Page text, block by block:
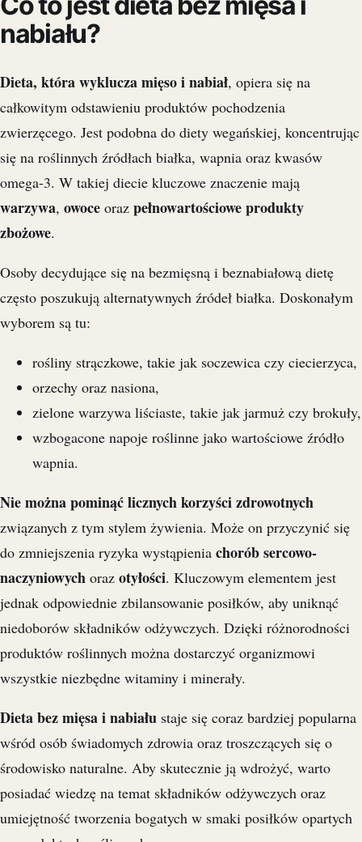
nabiału?
Dieta, która wyklucza mięso i nabiał, opiera się na
całkowitym odstawieniu produktów pochodzenia
zwierzęcego. Jest podobna do diety wegańskiej, koncentrując
się na roślinnych źródłach białka, wapnia oraz kwasów
omega-3. W takiej diecie kluczowe znaczenie mają
warzywa, owoce oraz pełnowartościowe produkty
zbożowe.
Osoby decydujące się na bezmięsną i beznabiałową dietę
często poszukują alternatywnych źródeł białka. Doskonałym
wyborem są tu:
rośliny strączkowe, takie jak soczewica czy ciecierzyca,
orzechy oraz nasiona,
zielone warzywa liściaste, takie jak jarmuż czy brokuły,
wzbogacone napoje roślinne jako wartościowe źródło
wapnia.
Nie można pominąć licznych korzyści zdrowotnych
związanych z tym stylem żywienia. Może on przyczynić się
do zmniejszenia ryzyka wystąpienia chorób sercowo-
naczyniowych oraz otyłości. Kluczowym elementem jest
jednak odpowiednie zbilansowanie posiłków, aby uniknąć
niedoborów składników odżywczych. Dzięki różnorodności
produktów roślinnych można dostarczyć organizmowi
wszystkie niezbędne witaminy i minerały.
Dieta bez mięsa i nabiału staje się coraz bardziej popularna
wśród osób świadomych zdrowia oraz troszczących się o
środowisko naturalne. Aby skutecznie ją wdrożyć, warto
posiadać wiedzę na temat składników odżywczych oraz
umiejętność tworzenia bogatych w smaki posiłków opartych